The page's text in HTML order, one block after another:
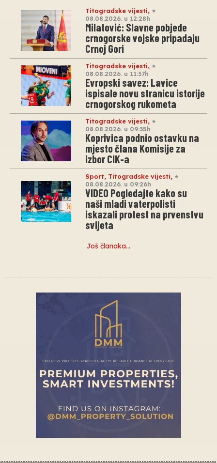
Titogradske vijesti,
08.08.2026. u 12:28h
Milatović: Slavne pobjede
crnogorske vojske pripadaju
Crnoj Gori
Titogradske vijesti,
08.08.2026. u 11:37h
Evropski savez: Lavice
ispisale novu stranicu istorije
crnogorskog rukometa
Titogradske vijesti,
08.08.2026. u 09:35h
Koprivica podnio ostavku na
mjesto člana Komisije za
izbor CIK-a
Sport, Titogradske vijesti,
08.08.2026. u 09:26h
VIDEO Pogledajte kako su
naši mladi vaterpolisti
iskazali protest na prvenstvu
svijeta
Još članaka…